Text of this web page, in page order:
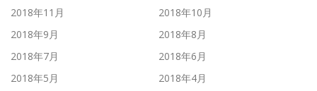
2018年11月
2018年10月
2018年9月
2018年8月
2018年7月
2018年6月
2018年5月
2018年4月